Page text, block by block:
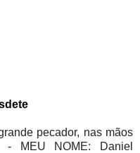
pecador, nas mãos
MEU NOME: Daniel